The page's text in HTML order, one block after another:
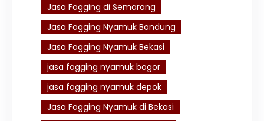
Jasa Fogging di Semarang
Jasa Fogging Nyamuk Bandung
Jasa Fogging Nyamuk Bekasi
jasa fogging nyamuk bogor
jasa fogging nyamuk depok
Jasa Fogging Nyamuk di Bekasi